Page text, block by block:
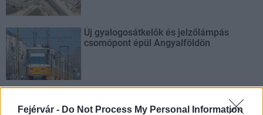
Fejérvár - Do Not Process My Personal Information
Új gyalogosátkelők és jelzőlámpás
csomópont épül Angyalföldön
Hódmezővásárhely jó hírű református